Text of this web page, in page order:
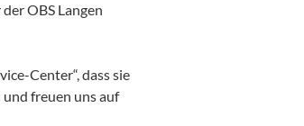
OBS Langen
Center“, dass sie
freuen uns auf